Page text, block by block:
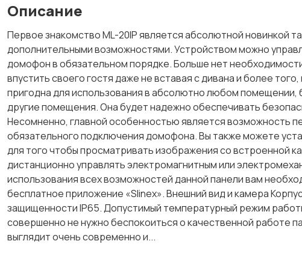
Описание
Первое знакомство МL-20IP является абсолютной новинкой
дополнительными возможностями. Устройством можно
домофон в обязательном порядке. Больше нет
впустить своего гостя даже не вставая с дивана и более
пригодна для использования в абсолютно любом
другие помещения. Она будет надежно обеспечивать
Несомненно, главной особенностью является возможность
обязательного подключения домофона. Вы также можете
для того чтобы просматривать изображения со встроенной
дистанционно управлять электромагнитным или
использования всех возможностей данной панели вам
бесплатное приложение «Slinex». Внешний вид и камера
защищенности IP65. Допустимый температурный режим
совершенно не нужно беспокоиться о качественной работе
выглядит очень современно и...